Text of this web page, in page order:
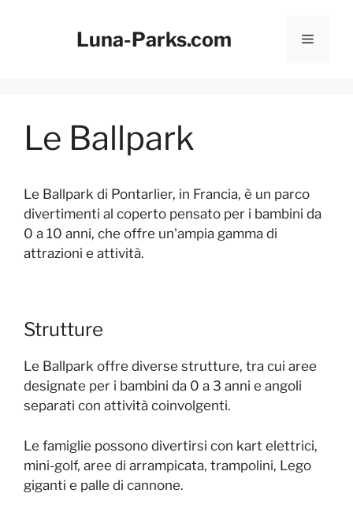
Luna-Parks.com Menu
Le Ballpark
Le Ballpark di Pontarlier, in Francia, è un parco
divertimenti al coperto pensato per i bambini da
0 a 10 anni, che offre un'ampia gamma di
attrazioni e attività.
Strutture
Le Ballpark offre diverse strutture, tra cui aree
designate per i bambini da 0 a 3 anni e angoli
separati con attività coinvolgenti.
Le famiglie possono divertirsi con kart elettrici,
mini-golf, aree di arrampicata, trampolini, Lego
giganti e palle di cannone.